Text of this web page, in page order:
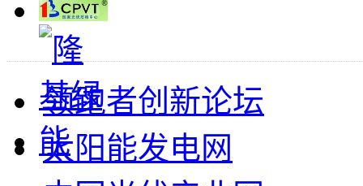
领跑者创新论坛
太阳能发电网